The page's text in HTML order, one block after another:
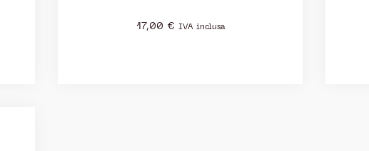
17,00 € IVA inclusa